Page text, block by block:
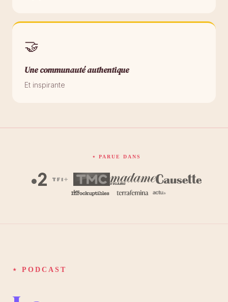
🤝
Une communauté authentique
Et inspirante
⋆ PARUE DANS
⋆ PODCAST